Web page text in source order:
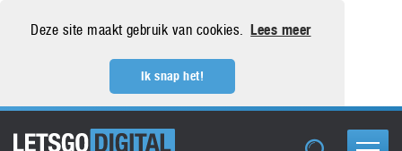
Deze site maakt gebruik van cookies. Lees meer
Ik snap het!